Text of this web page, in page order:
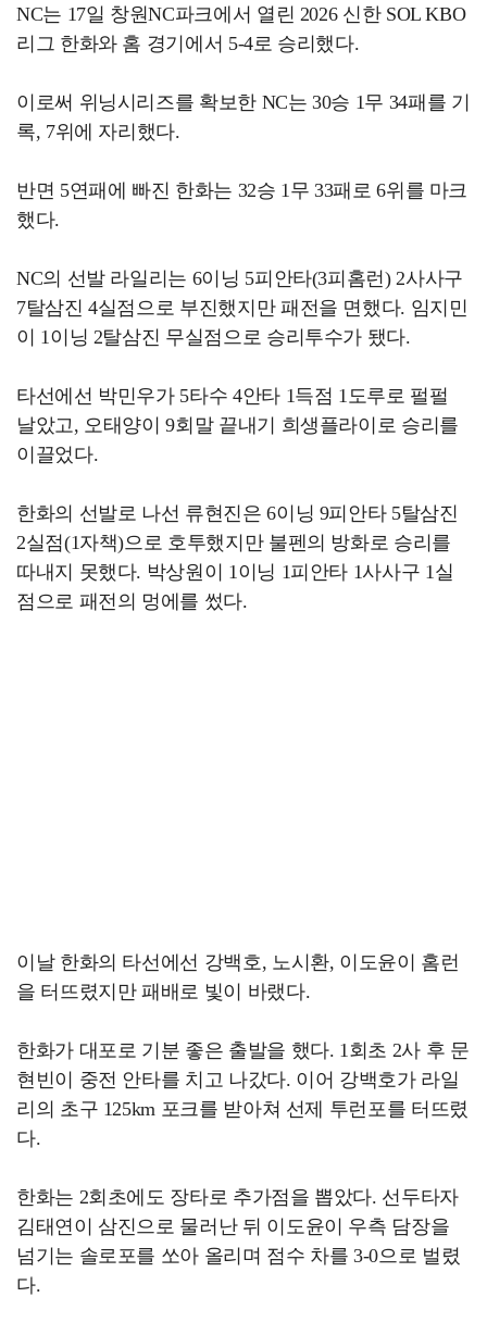
NC는 17일 창원NC파크에서 열린 2026 신한 SOL KBO
리그 한화와 홈 경기에서 5-4로 승리했다.
이로써 위닝시리즈를 확보한 NC는 30승 1무 34패를 기
록, 7위에 자리했다.
반면 5연패에 빠진 한화는 32승 1무 33패로 6위를 마크
했다.
NC의 선발 라일리는 6이닝 5피안타(3피홈런) 2사사구
7탈삼진 4실점으로 부진했지만 패전을 면했다. 임지민
이 1이닝 2탈삼진 무실점으로 승리투수가 됐다.
타선에선 박민우가 5타수 4안타 1득점 1도루로 펄펄
날았고, 오태양이 9회말 끝내기 희생플라이로 승리를
이끌었다.
한화의 선발로 나선 류현진은 6이닝 9피안타 5탈삼진
2실점(1자책)으로 호투했지만 불펜의 방화로 승리를
따내지 못했다. 박상원이 1이닝 1피안타 1사사구 1실
점으로 패전의 멍에를 썼다.
이날 한화의 타선에선 강백호, 노시환, 이도윤이 홈런
을 터뜨렸지만 패배로 빛이 바랬다.
한화가 대포로 기분 좋은 출발을 했다. 1회초 2사 후 문
현빈이 중전 안타를 치고 나갔다. 이어 강백호가 라일
리의 초구 125km 포크를 받아쳐 선제 투런포를 터뜨렸
다.
한화는 2회초에도 장타로 추가점을 뽑았다. 선두타자
김태연이 삼진으로 물러난 뒤 이도윤이 우측 담장을
넘기는 솔로포를 쏘아 올리며 점수 차를 3-0으로 벌렸
다.